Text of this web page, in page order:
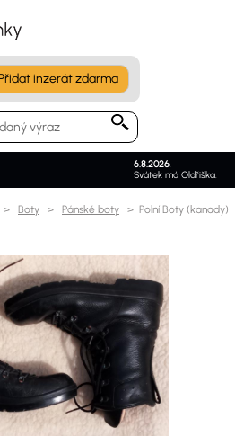
inzerát zdarma
6.8.2026.
Svátek má Oldřiška.
> Boty > Pánské boty > Polní Boty (kanady)